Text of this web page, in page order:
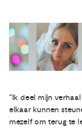
Agenda
Publicaties
Over ons
“Ik deel mijn
elkaar kunnen
mezelf om terug te